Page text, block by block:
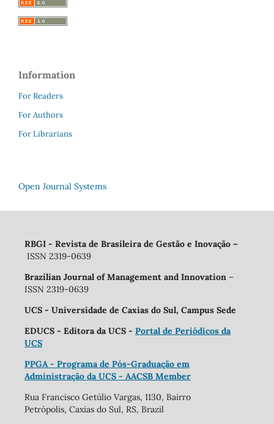
Information
For Readers
For Authors
For Librarians
Open Journal Systems
RBGI - Revista de Brasileira de Gestão e Inovação –
ISSN 2319-0639
Brazilian Journal of Management and Innovation –
ISSN 2319-0639
UCS - Universidade de Caxias do Sul, Campus Sede
EDUCS - Editora da UCS - Portal de Periódicos da
UCS
PPGA - Programa de Pós-Graduação em
Administração da UCS - AACSB Member
Rua Francisco Getúlio Vargas, 1130, Bairro
Petrópolis, Caxias do Sul, RS, Brazil